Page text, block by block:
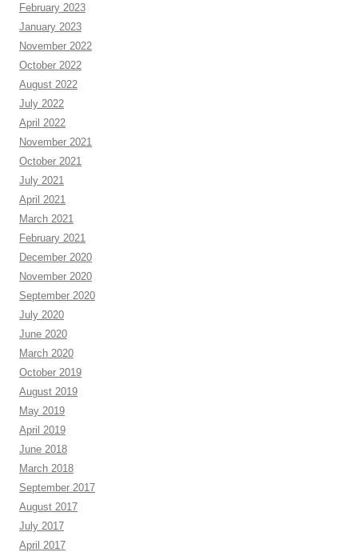
February 2023
January 2023
November 2022
October 2022
August 2022
July 2022
April 2022
November 2021
October 2021
July 2021
April 2021
March 2021
February 2021
December 2020
November 2020
September 2020
July 2020
June 2020
March 2020
October 2019
August 2019
May 2019
April 2019
June 2018
March 2018
September 2017
August 2017
July 2017
April 2017